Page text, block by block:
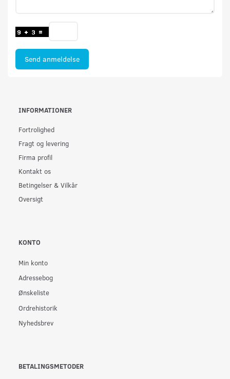
Send anmeldelse
INFORMATIONER
Fortrolighed
Fragt og levering
Firma profil
Kontakt os
Betingelser & Vilkår
Oversigt
KONTO
Min konto
Adressebog
Ønskeliste
Ordrehistorik
Nyhedsbrev
BETALINGSMETODER